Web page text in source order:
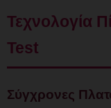
Τεχνολογία
Test
Σύγχρονες